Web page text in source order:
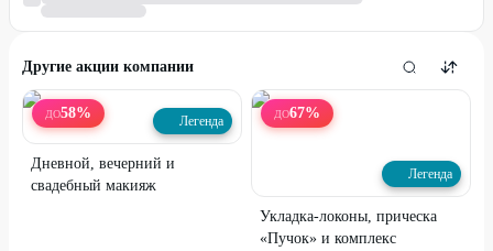
Другие акции компании
ДО58% Легенда
Дневной, вечерний и
свадебный макияж
ДО67%
Легенда
Укладка-локоны, прическа
«Пучок» и комплекс